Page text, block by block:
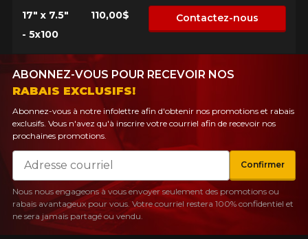
17" x 7.5"
- 5x100
110,00$ Contactez-nous
ABONNEZ-VOUS POUR RECEVOIR NOS
RABAIS EXCLUSIFS!
Abonnez-vous à notre infolettre afin d'obtenir nos promotions et rabais
exclusifs. Vous n'avez qu'à inscrire votre courriel afin de recevoir nos
prochaines promotions.
Courriel
Confirmer
Nous nous engageons à vous envoyer seulement des promotions ou
rabais avantageux pour vous. Votre courriel restera 100% confidentiel et
ne sera jamais partagé ou vendu.